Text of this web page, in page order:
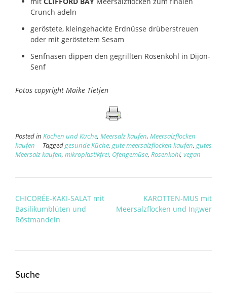
Crunch adeln
geröstete, kleingehackte Erdnüsse drüberstreuen
oder mit geröstetem Sesam
Senfnasen dippen den gegrillten Rosenkohl in Dijon-
Senf
Fotos copyright Maike Tietjen
Posted in Kochen und Küche, Meersalz kaufen, Meersalzflocken
kaufen
Taggedgesunde Küche, gute meersalzflocken kaufen, gutes
Meersalz kaufen, mikroplastikfrei, Ofengemüse, Rosenkohl, vegan
Post
navigation
CHICORÉE-KAKI-SALAT mit
Basilikumblüten und
Röstmandeln
KAROTTEN-MUS mit
Meersalzflocken und Ingwer
Suche